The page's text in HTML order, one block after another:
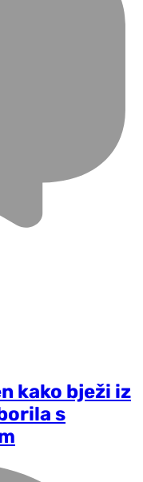
kako bježi iz
s